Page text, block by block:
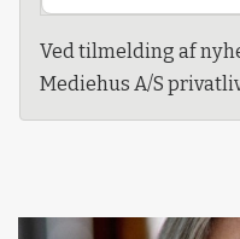
Ved tilmelding af
Mediehus A/S